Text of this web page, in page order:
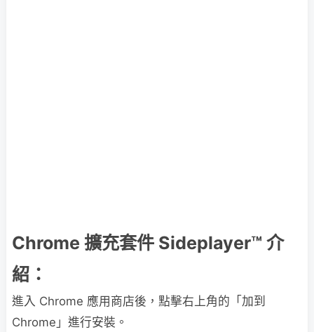
Chrome 擴充套件 Sideplayer™ 介
紹：
進入 Chrome 應用商店後，點擊右上角的「加到
Chrome」進行安裝。